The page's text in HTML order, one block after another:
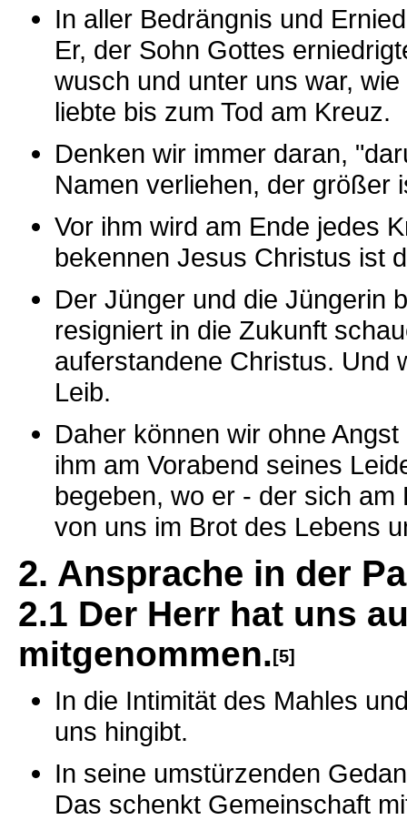
In aller Bedrängnis und
Er, der Sohn Gottes
wusch und unter uns war,
liebte bis zum Tod am Kreuz.
Denken wir immer daran,
Namen verliehen, der größer
Vor ihm wird am Ende jedes
bekennen Jesus Christus ist
Der Jünger und die Jüngerin
resigniert in die Zukunft
auferstandene Christus. Und
Leib.
Daher können wir ohne
ihm am Vorabend seines
begeben, wo er - der sich
von uns im Brot des Lebens
2. Ansprache in der
2.1 Der Herr hat uns
mitgenommen.[5]
In die Intimität des Mahles
uns hingibt.
In seine umstürzenden
Das schenkt Gemeinschaft